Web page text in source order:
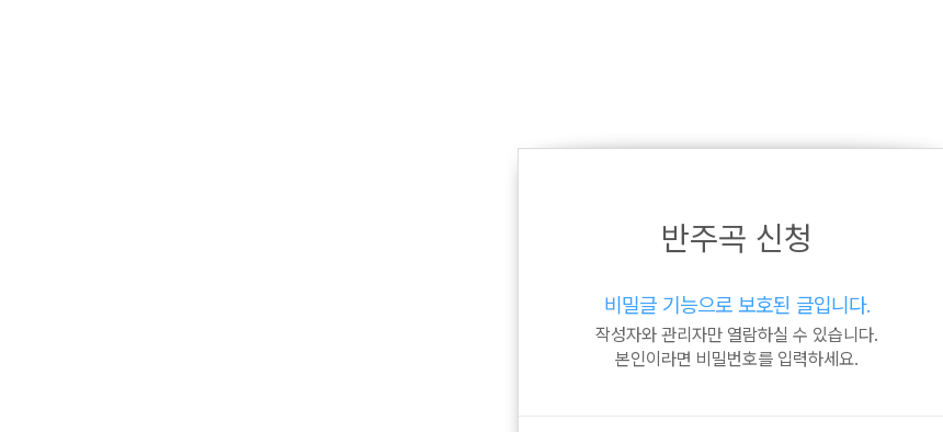
반주곡 신청
비밀글 기능으로 보호된 글입니다.
작성자와 관리자만 열람하실 수 있습니다.
본인이라면 비밀번호를 입력하세요.